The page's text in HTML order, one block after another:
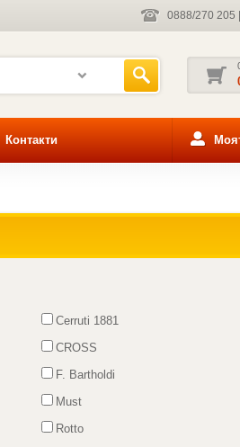
0888/270 205
Контакти
Cerruti 1881
CROSS
F. Bartholdi
Must
Rotto